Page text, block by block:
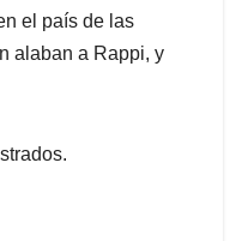
el país de las
alaban a Rappi, y